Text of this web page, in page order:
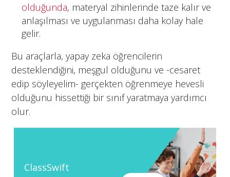
olduğunda, materyal zihinlerinde taze kalır ve
anlaşılması ve uygulanması daha kolay hale
gelir.
Bu araçlarla, yapay zeka öğrencilerin
desteklendiğini, meşgul olduğunu ve -cesaret
edip söyleyelim- gerçekten öğrenmeye hevesli
olduğunu hissettiği bir sınıf yaratmaya yardımcı
olur.
ClassSwift